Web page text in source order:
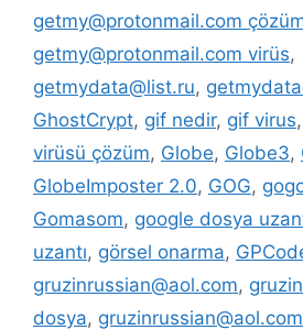
getmy@protonmail.com
getmy@protonmail.com virüs,
getmydata@list.ru,
GhostCrypt, gif nedir, gif virus,
virüsü çözüm, Globe, Globe3,
GlobeImposter 2.0, GOG,
Gomasom, google dosya
uzantı, görsel onarma,
gruzinrussian@aol.com,
dosya,